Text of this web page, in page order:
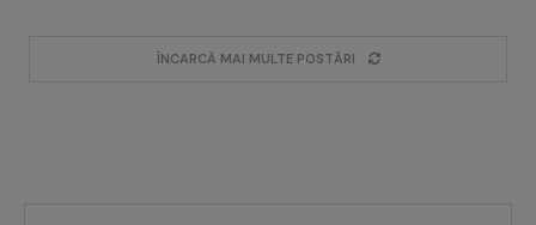
ÎNCARCĂ MAI MULTE POSTĂRI